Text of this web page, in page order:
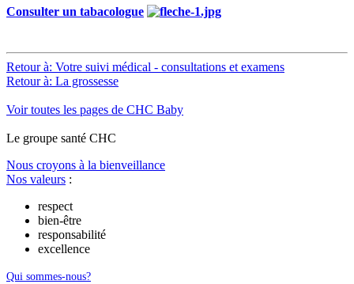
Consulter un tabacologue
Retour à: Votre suivi médical - consultations et examens
Retour à: La grossesse
Voir toutes les pages de CHC Baby
Le groupe santé CHC
Nous croyons à la bienveillance
Nos valeurs :
respect
bien-être
responsabilité
excellence
Qui sommes-nous?